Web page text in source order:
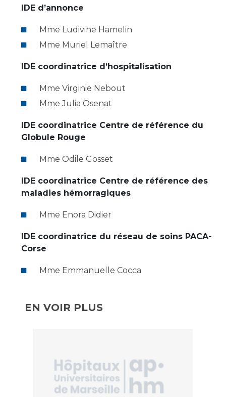
IDE d’annonce
Mme Ludivine Hamelin
Mme Muriel Lemaître
IDE coordinatrice d’hospitalisation
Mme Virginie Nebout
Mme Julia Osenat
IDE coordinatrice Centre de référence du
Globule Rouge
Mme Odile Gosset
IDE coordinatrice Centre de référence des
maladies hémorragiques
Mme Enora Didier
IDE coordinatrice du réseau de soins PACA-
Corse
Mme Emmanuelle Cocca
EN VOIR PLUS